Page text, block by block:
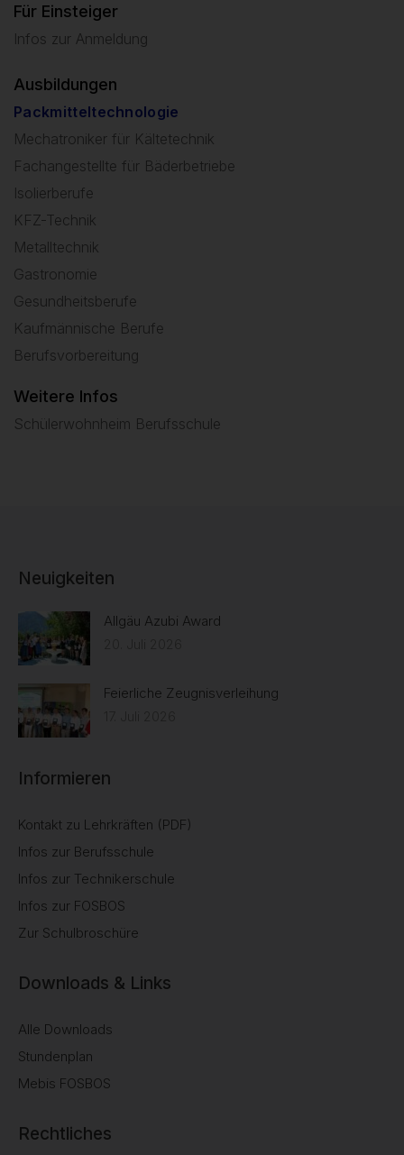
Für Einsteiger
Infos zur Anmeldung
Ausbildungen
Packmitteltechnologie
Mechatroniker für Kältetechnik
Fachangestellte für Bäderbetriebe
Isolierberufe
KFZ-Technik
Metalltechnik
Gastronomie
Gesundheitsberufe
Kaufmännische Berufe
Berufsvorbereitung
Weitere Infos
Schülerwohnheim Berufsschule
Neuigkeiten
Allgäu Azubi Award
Feierliche Zeugnisverleihung
Informieren
Kontakt zu Lehrkräften (PDF)
Infos zur Berufsschule
Infos zur Technikerschule
Infos zur FOSBOS
Zur Schulbroschüre
Downloads & Links
Alle Downloads
Stundenplan
Mebis FOSBOS
Rechtliches